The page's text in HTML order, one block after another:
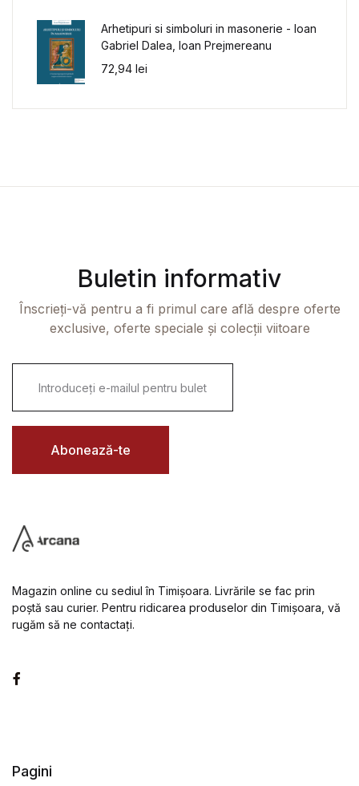
Arhetipuri si simboluri in masonerie - Ioan
Gabriel Dalea, Ioan Prejmereanu
72,94 lei
Buletin informativ
Înscrieți-vă pentru a fi primul care află despre oferte
exclusive, oferte speciale și colecții viitoare
i
l
Abonează-te
Magazin online cu sediul în Timișoara. Livrările se fac prin
poștă sau curier. Pentru ridicarea produselor din Timișoara, vă
rugăm să ne contactați.
Pagini